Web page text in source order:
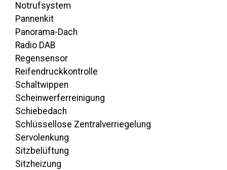
Notrufsystem
Pannenkit
Panorama-Dach
Radio DAB
Regensensor
Reifendruckkontrolle
Schaltwippen
Scheinwerferreinigung
Schiebedach
Schlüssellose Zentralverriegelung
Servolenkung
Sitzbelüftung
Sitzheizung